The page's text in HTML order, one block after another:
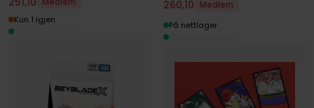
Medlem
Kun 1 igjen
260,10
Medlem
På nettlager